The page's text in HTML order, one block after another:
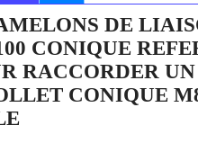
DE
CONIQUE
RACCORDER
CONIQUE